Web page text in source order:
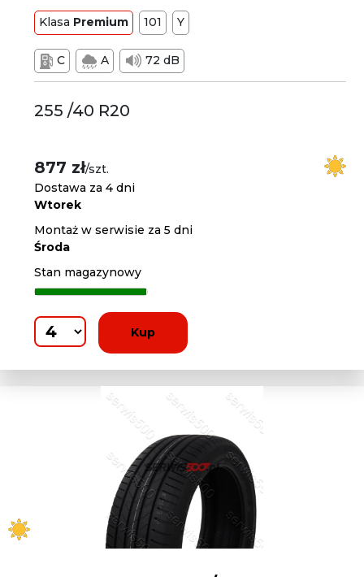
Klasa Premium 101 Y
C A 72 dB
255 /40 R20
877 zł/szt.
Dostawa za 4 dni
Wtorek
Montaż w serwisie za 5 dni
Środa
Stan magazynowy
Kup